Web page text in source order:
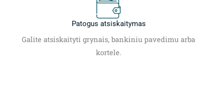
Patogus atsiskaitymas
Galite atsiskaityti grynais, bankiniu pavedimu arba
kortele.